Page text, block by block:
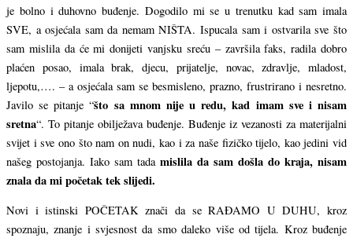
je bolno i duhovno buđenje. Dogodilo mi se u trenutku kad sam imala
SVE, a osjećala sam da nemam NIŠTA. Ispucala sam i ostvarila sve što
sam mislila da će mi donijeti vanjsku sreću – završila faks, radila dobro
plaćen posao, imala brak, djecu, prijatelje, novac, zdravlje, mladost,
ljepotu,…. – a osjećala sam se besmisleno, prazno, frustrirano i nesretno.
Javilo se pitanje “što sa mnom nije u redu, kad imam sve i nisam
sretna“. To pitanje obilježava buđenje. Buđenje iz vezanosti za materijalni
svijet i sve ono što nam on nudi, kao i za naše fizičko tijelo, kao jedini vid
našeg postojanja. Iako sam tada mislila da sam došla do kraja, nisam
znala da mi početak tek slijedi.
Novi i istinski POČETAK znači da se RAĐAMO U DUHU, kroz
spoznaju, znanje i svjesnost da smo daleko više od tijela. Kroz buđenje